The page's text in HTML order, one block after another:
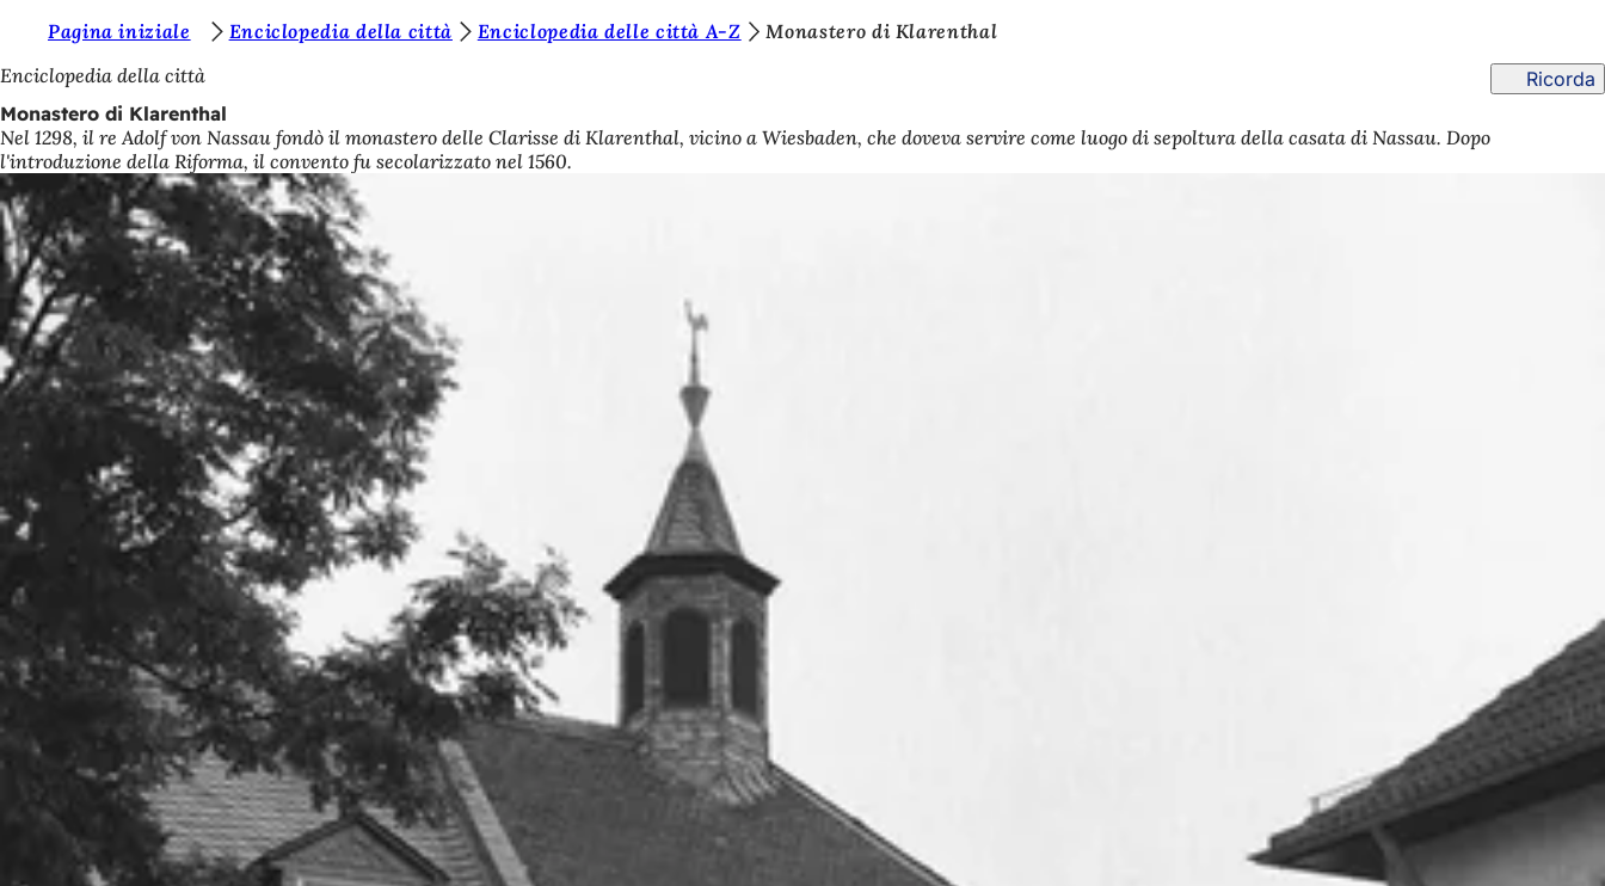
Vai al contenuto
i
e
t
e
q
u
i
:
Pagina iniziale Enciclopedia della città Enciclopedia delle città A-Z
Monastero di Klarenthal
Enciclopedia della città
Ricorda
Monastero di Klarenthal
Nel 1298, il re Adolf von Nassau fondò il monastero delle Clarisse di Klarenthal, vicino a Wiesbaden, che doveva servire come luogo di sepoltura della casata di Nassau. Dopo
l'introduzione della Riforma, il convento fu secolarizzato nel 1560.